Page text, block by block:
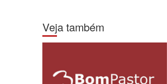
Veja também